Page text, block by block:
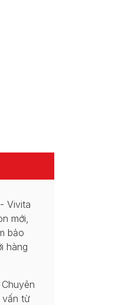
- Vivita
mới,
bảo
hàng
vấn từ